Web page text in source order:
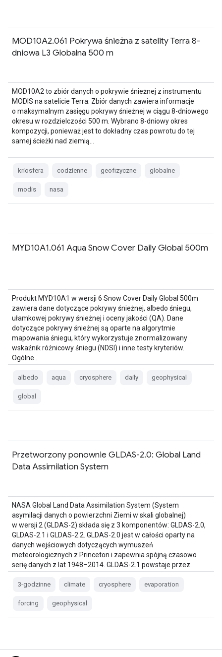
MOD10A2.061 Pokrywa śnieżna z satelity Terra 8-
dniowa L3 Globalna 500 m
MOD10A2 to zbiór danych o pokrywie śnieżnej z instrumentu
MODIS na satelicie Terra. Zbiór danych zawiera informacje
o maksymalnym zasięgu pokrywy śnieżnej w ciągu 8-dniowego
okresu w rozdzielczości 500 m. Wybrano 8-dniowy okres
kompozycji, ponieważ jest to dokładny czas powrotu do tej
samej ścieżki nad ziemią…
kriosfera codzienne geofizyczne globalne
modis nasa
MYD10A1.061 Aqua Snow Cover Daily Global 500m
Produkt MYD10A1 w wersji 6 Snow Cover Daily Global 500m
zawiera dane dotyczące pokrywy śnieżnej, albedo śniegu,
ułamkowej pokrywy śnieżnej i oceny jakości (QA). Dane
dotyczące pokrywy śnieżnej są oparte na algorytmie
mapowania śniegu, który wykorzystuje znormalizowany
wskaźnik różnicowy śniegu (NDSI) i inne testy kryteriów.
Ogólne…
albedo aqua cryosphere daily geophysical
global
Przetworzony ponownie GLDAS-2.0: Global Land
Data Assimilation System
NASA Global Land Data Assimilation System (System
asymilacji danych o powierzchni Ziemi w skali globalnej)
w wersji 2 (GLDAS-2) składa się z 3 komponentów: GLDAS-2.0,
GLDAS-2.1 i GLDAS-2.2. GLDAS-2.0 jest w całości oparty na
danych wejściowych dotyczących wymuszeń
meteorologicznych z Princeton i zapewnia spójną czasowo
serię danych z lat 1948–2014. GLDAS-2.1 powstaje przez
3-godzinne climate cryosphere evaporation
forcing geophysical